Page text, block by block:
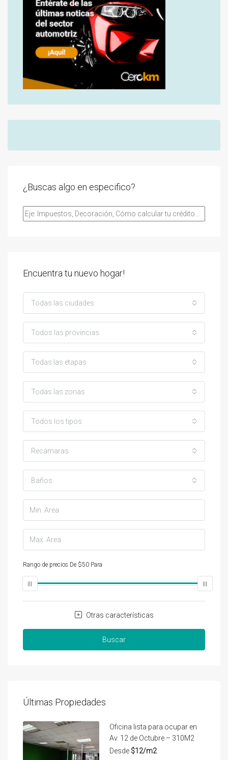
¿Buscas algo en especifico?
Encuentra tu nuevo hogar!
Todas las ciudades
Todos las provincias
Todas las etapas
Todas las zonas
Todos los tipos
Recámaras
Baños
Rango de precios De $50 Para
Otras características
Buscar
Últimas Propiedades
Oficina lista para ocupar en
Av. 12 de Octubre – 310M2
Desde $12/m2